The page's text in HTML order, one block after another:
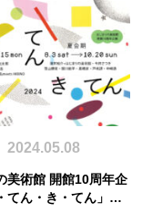
2024.05.08
美術館 開館10周年企
てん・き・てん」展